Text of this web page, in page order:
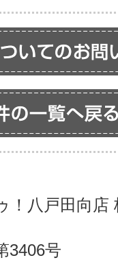
！八戸田向店
3406号